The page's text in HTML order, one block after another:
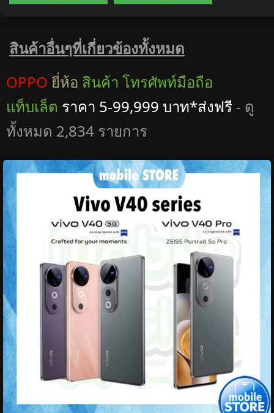
สินค้าอื่นๆที่เกี่ยวข้องทั้งหมด
OPPO ยี่ห้อ สินค้า โทรศัพท์มือถือ
แท็บเล็ต ราคา 5-99,999 บาท*ส่งฟรี - ดู
ทั้งหมด 2,834 รายการ